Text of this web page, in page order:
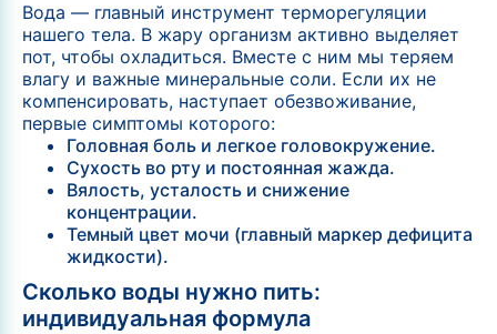
Вода — главный инструмент терморегуляции
нашего тела. В жару организм активно выделяет
пот, чтобы охладиться. Вместе с ним мы теряем
влагу и важные минеральные соли. Если их не
компенсировать, наступает обезвоживание,
первые симптомы которого:
Головная боль и легкое головокружение.
Сухость во рту и постоянная жажда.
Вялость, усталость и снижение
концентрации.
Темный цвет мочи (главный маркер дефицита
жидкости).
Сколько воды нужно пить:
индивидуальная формула